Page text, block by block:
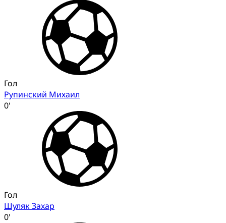
Гол
Рупинский Михаил
0'
Гол
Шуляк Захар
0'